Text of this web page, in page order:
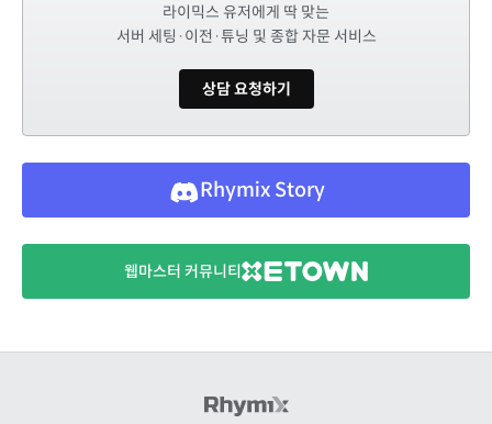
라이믹스 유저에게 딱 맞는
서버 세팅·이전·튜닝 및 종합 자문 서비스
상담 요청하기
Rhymix Story
웹마스터 커뮤니티